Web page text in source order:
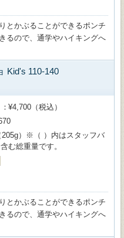
とかぶることができるポンチ
るので、通学やハイキングへ
Kid's 110-140
¥4,700（税込）
205g）※（ ）内はスタッフバ
む総重量です。
とかぶることができるポンチ
るので、通学やハイキングへ